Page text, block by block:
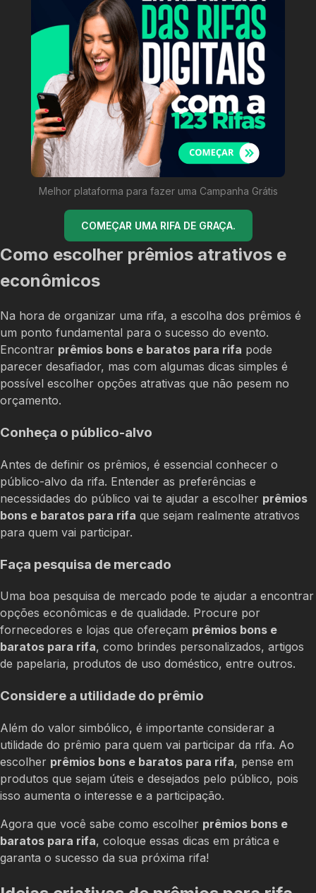
Melhor plataforma para fazer uma Campanha Grátis
COMEÇAR UMA RIFA DE GRAÇA.
Como escolher prêmios atrativos e
econômicos
Na hora de organizar uma rifa, a escolha dos prêmios é
um ponto fundamental para o sucesso do evento.
Encontrar prêmios bons e baratos para rifa pode
parecer desafiador, mas com algumas dicas simples é
possível escolher opções atrativas que não pesem no
orçamento.
Conheça o público-alvo
Antes de definir os prêmios, é essencial conhecer o
público-alvo da rifa. Entender as preferências e
necessidades do público vai te ajudar a escolher prêmios
bons e baratos para rifa que sejam realmente atrativos
para quem vai participar.
Faça pesquisa de mercado
Uma boa pesquisa de mercado pode te ajudar a encontrar
opções econômicas e de qualidade. Procure por
fornecedores e lojas que ofereçam prêmios bons e
baratos para rifa, como brindes personalizados, artigos
de papelaria, produtos de uso doméstico, entre outros.
Considere a utilidade do prêmio
Além do valor simbólico, é importante considerar a
utilidade do prêmio para quem vai participar da rifa. Ao
escolher prêmios bons e baratos para rifa, pense em
produtos que sejam úteis e desejados pelo público, pois
isso aumenta o interesse e a participação.
Agora que você sabe como escolher prêmios bons e
baratos para rifa, coloque essas dicas em prática e
garanta o sucesso da sua próxima rifa!